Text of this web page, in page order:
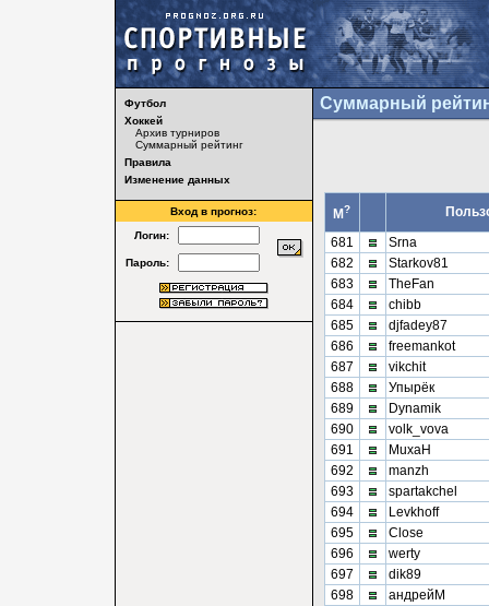
Футбол
Хоккей
Архив турниров
Суммарный рейтинг
Правила
Изменение данных
Вход в прогноз:
Логин:
Пароль:
Суммарный
М?
681
Srna
682
Starkov81
683
TheFan
684
chibb
685
djfadey87
686
freemankot
687
vikchit
688
Упырёк
689
Dynamik
690
volk_vova
691
MuxaH
692
manzh
693
spartakchel
694
Levkhoff
695
Close
696
werty
697
dik89
698
андрейМ